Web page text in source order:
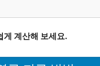
게 계산해 보세요.